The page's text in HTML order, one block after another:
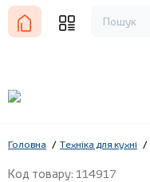
Головна Техніка для кухні
Код товару: 114917